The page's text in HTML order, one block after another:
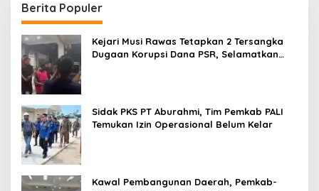
Berita Populer
Kejari Musi Rawas Tetapkan 2 Tersangka
Dugaan Korupsi Dana PSR, Selamatkan
Sidak PKS PT Aburahmi, Tim Pemkab PALI
Temukan Izin Operasional Belum Kelar
Kawal Pembangunan Daerah, Pemkab-